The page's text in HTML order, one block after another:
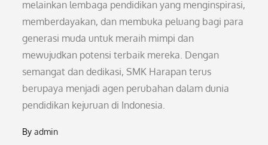
melainkan lembaga pendidikan yang menginspirasi,
memberdayakan, dan membuka peluang bagi para
generasi muda untuk meraih mimpi dan
mewujudkan potensi terbaik mereka. Dengan
semangat dan dedikasi, SMK Harapan terus
berupaya menjadi agen perubahan dalam dunia
pendidikan kejuruan di Indonesia.
Byadmin